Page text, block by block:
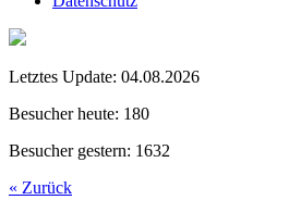
Letztes Update: 04.08.2026
Besucher heute: 180
Besucher gestern: 1632
« Zurück